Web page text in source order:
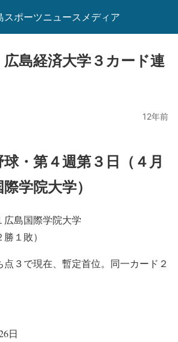
スポーツニュースメディア
島経済大学３カード連
12年前
・第４週第３日（４月
学院大学）
広島国際学院大学
１敗）
点３で現在、暫定首位。同一カード２
日